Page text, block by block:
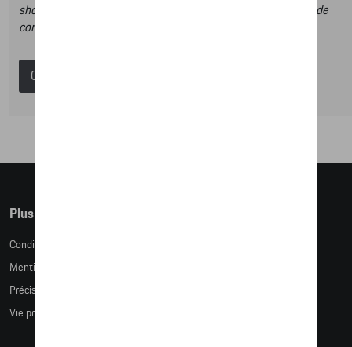
shop et dans ce catalogue vous n’aurez donc pas la possibilité de
commander des articles en ligne.
Catalogue Porsche
Plus d'informations
Conditions de vente
Mentions légales
Précision des tailles
Vie privée